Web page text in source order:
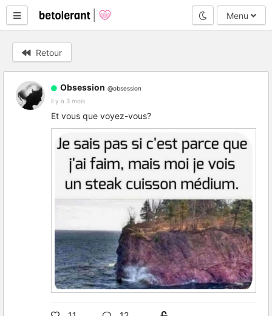
Mode nuit
Menu
Retour
Obsession @obsession
il y a 3 mois
Et vous que voyez-vous?